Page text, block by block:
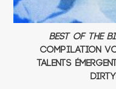
Best of the
compilation
talents